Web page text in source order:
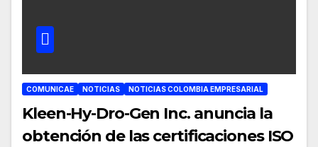
COMUNICAE NOTICIAS NOTICIAS COLOMBIA EMPRESARIAL
Kleen-Hy-Dro-Gen Inc. anuncia la
obtención de las certificaciones ISO